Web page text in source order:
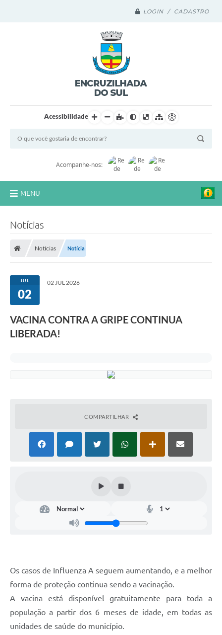
LOGIN / CADASTRO
Acessibilidade
Acompanhe-nos:
MENU
Turismo
Transparência
1DOC
Legislação
Telefones Úteis
Relatório Ouvidoria 2024
Negócios
Notícias
Notícias Notícia
JUL
02
02 JUL 2026
VACINA CONTRA A GRIPE CONTINUA
LIBERADA!
COMPARTILHAR
Os casos de Influenza A seguem aumentando, e a melhor
forma de proteção continua sendo a vacinação.
A vacina está disponível gratuitamente para toda a
população a partir dos 6 meses de idade, em todas as
unidades de saúde do município.